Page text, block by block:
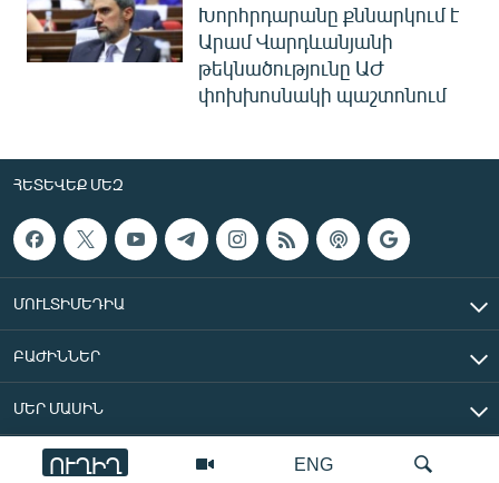
ENG
ՈՒՂԻՂ
Խորհրդարանը քննարկում է
Արամ Վարդևանյանի
թեկնածությունը ԱԺ
փոխխոսնակի պաշտոնում
ՀԵՏԵՎԵՔ ՄԵԶ
ՄՈՒԼՏԻՄԵԴԻԱ
ԲԱԺԻՆՆԵՐ
ՄԵՐ ՄԱՍԻՆ
«Ազատ Եվրոպա/Ազատություն» ռադիոկայան © 2026